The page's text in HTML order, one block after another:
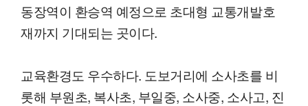
동장역이 환승역 예정으로 초대형 교통개발호
재까지 기대되는 곳이다.
교육환경도 우수하다. 도보거리에 소사초를 비
롯해 부원초, 복사초, 부일중, 소사중, 소사고, 진